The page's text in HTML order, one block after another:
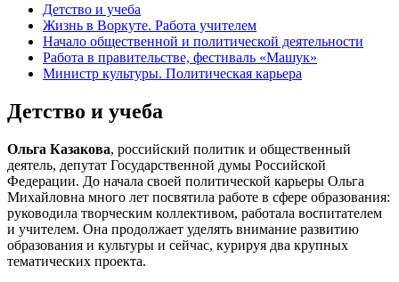
Детство и учеба
Жизнь в Воркуте. Работа учителем
Начало общественной и политической деятельности
Работа в правительстве, фестиваль «Машук»
Министр культуры. Политическая карьера
Детство и учеба
Ольга Казакова, российский политик и общественный
деятель, депутат Государственной думы Российской
Федерации. До начала своей политической карьеры Ольга
Михайловна много лет посвятила работе в сфере образования:
руководила творческим коллективом, работала воспитателем
и учителем. Она продолжает уделять внимание развитию
образования и культуры и сейчас, курируя два крупных
тематических проекта.